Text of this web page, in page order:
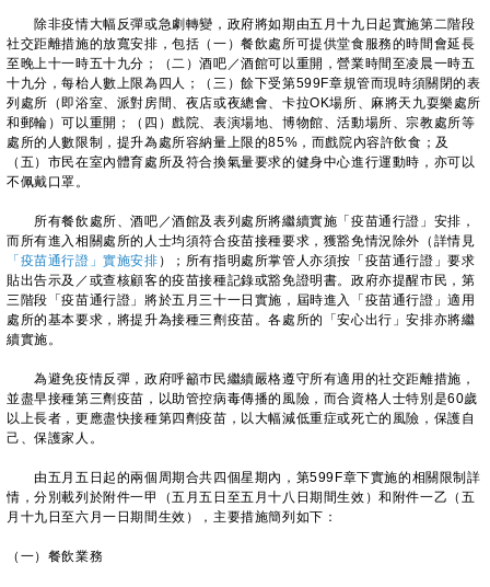
除非疫情大幅反彈或急劇轉變，政府將如期由五月十九日起實施第二階段
社交距離措施的放寬安排，包括（一）餐飲處所可提供堂食服務的時間會延長
至晚上十一時五十九分；（二）酒吧／酒館可以重開，營業時間至凌晨一時五
十九分，每枱人數上限為四人；（三）餘下受第599F章規管而現時須關閉的表
列處所（即浴室、派對房間、夜店或夜總會、卡拉OK場所、麻將天九耍樂處所
和郵輪）可以重開；（四）戲院、表演場地、博物館、活動場所、宗教處所等
處所的人數限制，提升為處所容納量上限的85%，而戲院內容許飲食；及
（五）市民在室內體育處所及符合換氣量要求的健身中心進行運動時，亦可以
不佩戴口罩。
所有餐飲處所、酒吧／酒館及表列處所將繼續實施「疫苗通行證」安排，
而所有進入相關處所的人士均須符合疫苗接種要求，獲豁免情況除外（詳情見
「疫苗通行證」實施安排 ）；所有指明處所掌管人亦須按「疫苗通行證」要求
貼出告示及／或查核顧客的疫苗接種記錄或豁免證明書。政府亦提醒市民，第
三階段「疫苗通行證」將於五月三十一日實施，屆時進入「疫苗通行證」適用
處所的基本要求，將提升為接種三劑疫苗。各處所的「安心出行」安排亦將繼
續實施。
為避免疫情反彈，政府呼籲巿民繼續嚴格遵守所有適用的社交距離措施，
並盡早接種第三劑疫苗，以助管控病毒傳播的風險，而合資格人士特別是60歲
以上長者，更應盡快接種第四劑疫苗，以大幅減低重症或死亡的風險，保護自
己、保護家人。
由五月五日起的兩個周期合共四個星期內，第599F章下實施的相關限制詳
情，分別載列於附件一甲（五月五日至五月十八日期間生效）和附件一乙（五
月十九日至六月一日期間生效），主要措施簡列如下：
（一）餐飲業務